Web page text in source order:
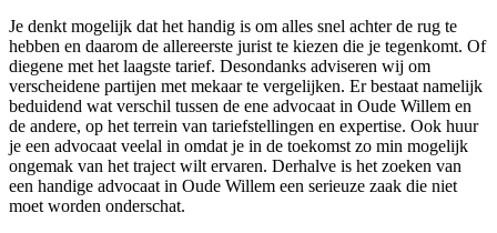
Je denkt mogelijk dat het handig is om alles snel achter de rug te
hebben en daarom de allereerste jurist te kiezen die je tegenkomt. Of
diegene met het laagste tarief. Desondanks adviseren wij om
verscheidene partijen met mekaar te vergelijken. Er bestaat namelijk
beduidend wat verschil tussen de ene advocaat in Oude Willem en
de andere, op het terrein van tariefstellingen en expertise. Ook huur
je een advocaat veelal in omdat je in de toekomst zo min mogelijk
ongemak van het traject wilt ervaren. Derhalve is het zoeken van
een handige advocaat in Oude Willem een serieuze zaak die niet
moet worden onderschat.